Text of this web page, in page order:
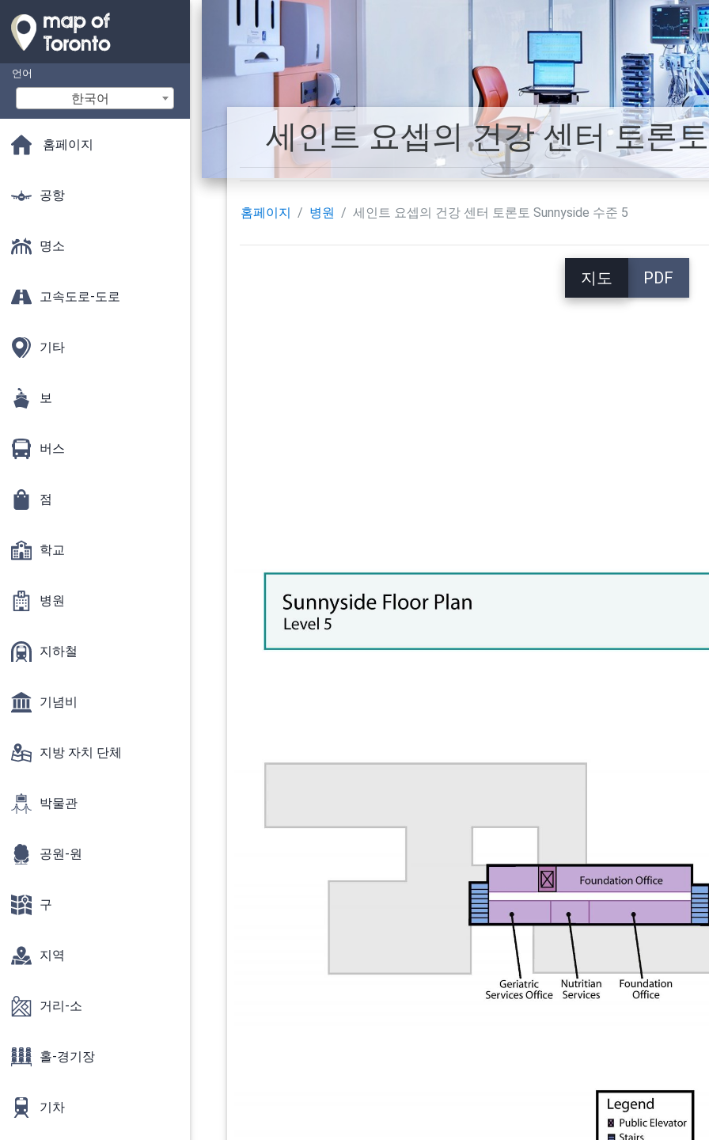
언어
한국어
홈페이지
공항
명소
고속도로-도로
기타
보
버스
점
학교
병원
지하철
기념비
지방 자치 단체
박물관
공원-원
구
지역
거리-소
홀-경기장
기차
세인트 요셉의 건강 센터 토론
홈페이지 병원 세인트 요셉의 건강 센터 토론토 Sunnyside 수준 5
지도 PDF